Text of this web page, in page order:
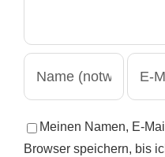
Meinen Namen, E-
Browser speichern, bis